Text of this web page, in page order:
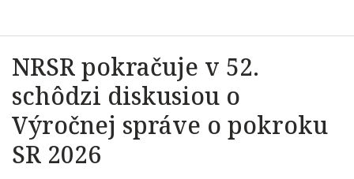
NRSR pokračuje v 52.
schôdzi diskusiou o
Výročnej správe o pokroku
SR 2026